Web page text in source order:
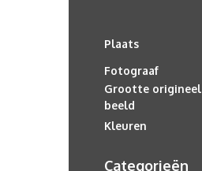
Plaats
Fotograaf
Grootte origineel
beeld
Kleuren
Categorieën